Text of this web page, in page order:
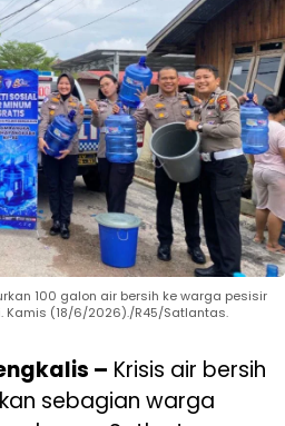
100 galon air bersih ke warga pesisir
Kamis (18/6/2026)./R45/Satlantas.
– Krisis air bersih
sebagian warga